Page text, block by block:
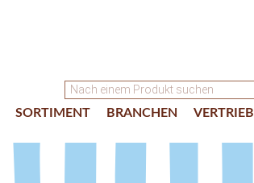
SORTIMENT BRANCHEN VERTRIEB